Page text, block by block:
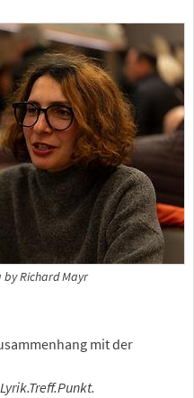
Richard Mayr
mit der
Lyrik.Treff.Punkt.